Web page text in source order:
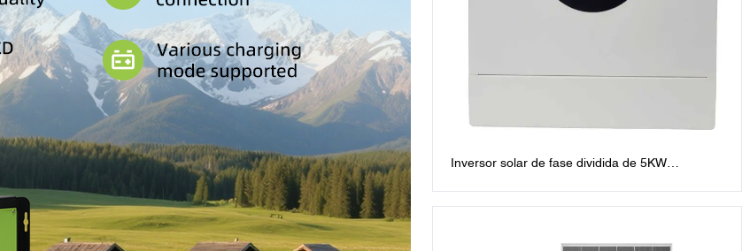
Inversor solar de fase dividida de 5KW